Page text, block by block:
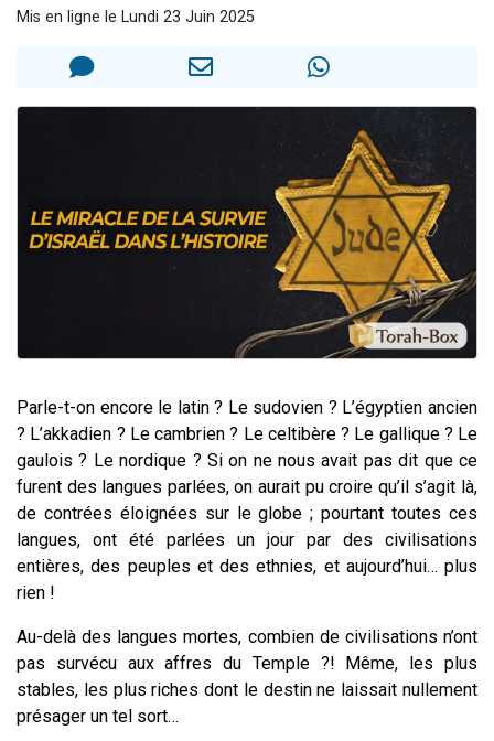
Il reste 49 places pour étudier en groupe sur Zoom
2 nouvelles musiques dans Torah-Box Music
Mis en ligne le Lundi 23 Juin 2025
Parle-t-on encore le latin ? Le sudovien ? L’égyptien ancien
? L’akkadien ? Le cambrien ? Le celtibère ? Le gallique ? Le
gaulois ? Le nordique ? Si on ne nous avait pas dit que ce
furent des langues parlées, on aurait pu croire qu’il s’agit là,
de contrées éloignées sur le globe ; pourtant toutes ces
langues, ont été parlées un jour par des civilisations
entières, des peuples et des ethnies, et aujourd’hui… plus
rien !
Au-delà des langues mortes, combien de civilisations n’ont
pas survécu aux affres du Temple ?! Même, les plus
stables, les plus riches dont le destin ne laissait nullement
présager un tel sort…